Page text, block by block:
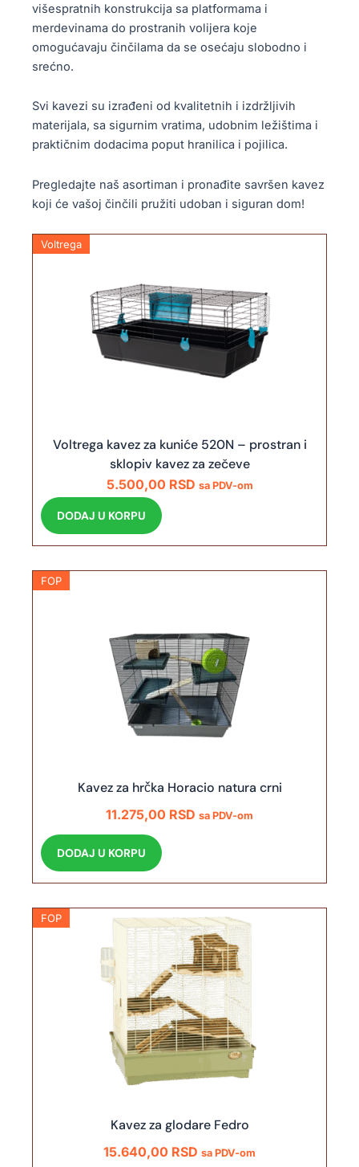
višespratnih konstrukcija sa platformama i
merdevinama do prostranih volijera koje
omogućavaju činčilama da se osećaju slobodno i
srećno.
Svi kavezi su izrađeni od kvalitetnih i izdržljivih
materijala, sa sigurnim vratima, udobnim ležištima i
praktičnim dodacima poput hranilica i pojilica.
Pregledajte naš asortiman i pronađite savršen kavez
koji će vašoj činčili pružiti udoban i siguran dom!
Voltrega
Voltrega kavez za kuniće 520N – prostran i
sklopiv kavez za zečeve
5.500,00 RSD sa PDV-om
DODAJ U KORPU
FOP
Kavez za hrčka Horacio natura crni
11.275,00 RSD sa PDV-om
DODAJ U KORPU
FOP
Kavez za glodare Fedro
15.640,00 RSD sa PDV-om